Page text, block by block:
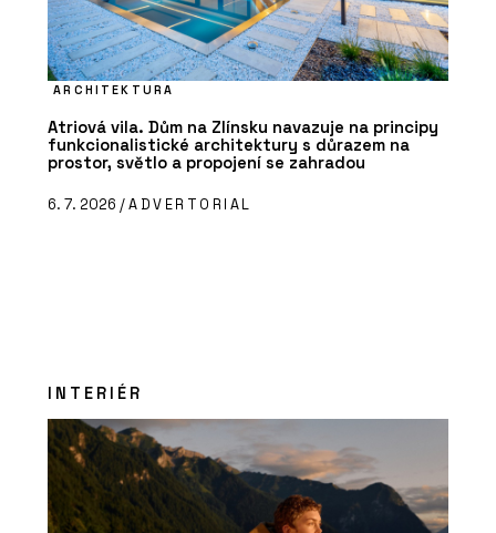
ARCHITEKTURA
Atriová vila. Dům na Zlínsku navazuje na principy
funkcionalistické architektury s důrazem na
prostor, světlo a propojení se zahradou
6. 7. 2026 /ADVERTORIAL
INTERIÉR